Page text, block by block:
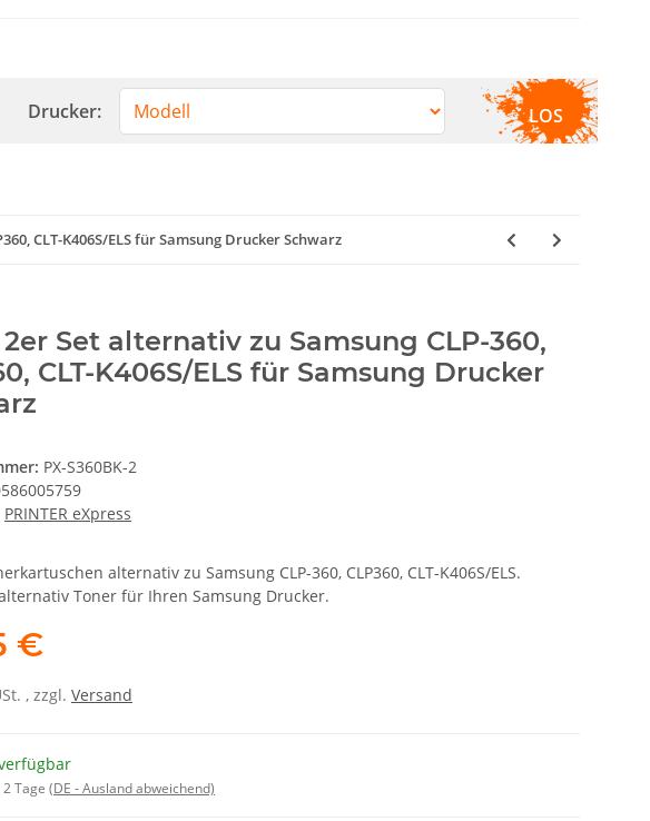
Drucker: LOS
CLT-K406S/ELS für Samsung Drucker Schwarz
Set alternativ zu Samsung CLP-360,
CLT-K406S/ELS für Samsung Drucker
PX-S360BK-2
PRINTER eXpress
alternativ zu Samsung CLP-360, CLP360, CLT-K406S/ELS.
Toner für Ihren Samsung Drucker.
€
, zzgl. Versand
2 Tage (DE - Ausland abweichend)